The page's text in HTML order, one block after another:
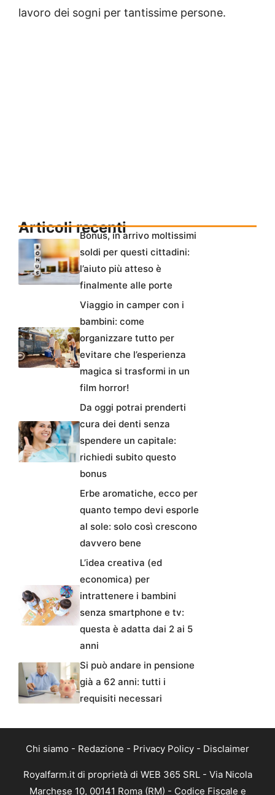
lavoro dei sogni per tantissime persone.
Articoli recentiBonus, in arrivo moltissimi
soldi per questi cittadini:
l’aiuto più atteso è
finalmente alle porte
Viaggio in camper con i
bambini: come
organizzare tutto per
evitare che l’esperienza
magica si trasformi in un
film horror!
Da oggi potrai prenderti
cura dei denti senza
spendere un capitale:
richiedi subito questo
bonus
Erbe aromatiche, ecco per
quanto tempo devi esporle
al sole: solo così crescono
davvero bene
L’idea creativa (ed
economica) per
intrattenere i bambini
senza smartphone e tv:
questa è adatta dai 2 ai 5
anni
Si può andare in pensione
già a 62 anni: tutti i
requisiti necessari
Chi siamo - Redazione - Privacy Policy - Disclaimer
Royalfarm.it di proprietà di WEB 365 SRL - Via Nicola
Marchese 10, 00141 Roma (RM) - Codice Fiscale e